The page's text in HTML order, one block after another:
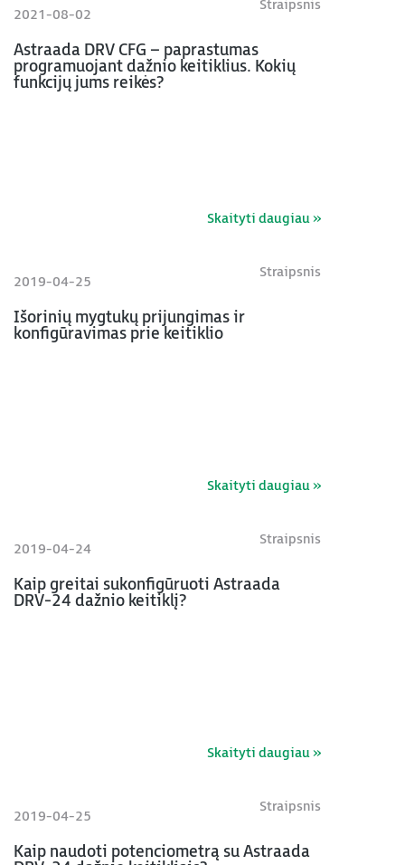
Straipsnis
2021-08-02
Astraada DRV CFG – paprastumas
programuojant dažnio keitiklius. Kokių
funkcijų jums reikės?
Skaityti daugiau »
Straipsnis
2019-04-25
Išorinių mygtukų prijungimas ir
konfigūravimas prie keitiklio
Skaityti daugiau »
Straipsnis
2019-04-24
Kaip greitai sukonfigūruoti Astraada
DRV-24 dažnio keitiklį?
Skaityti daugiau »
Straipsnis
2019-04-25
Kaip naudoti potenciometrą su Astraada